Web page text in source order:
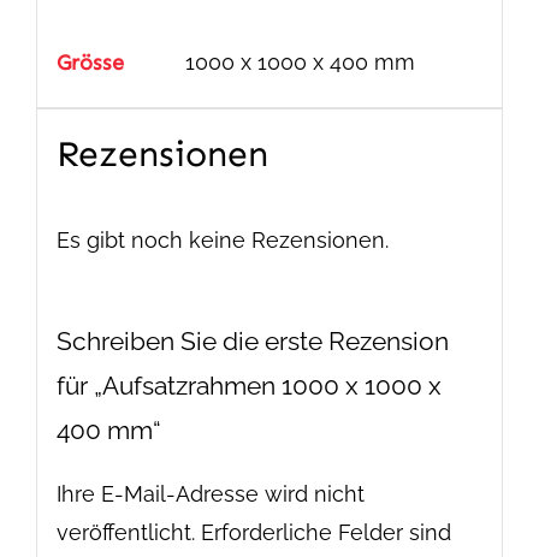
Grösse 1000 x 1000 x 400 mm
Rezensionen
Es gibt noch keine Rezensionen.
Schreiben Sie die erste Rezension
für „Aufsatzrahmen 1000 x 1000 x
400 mm“
Ihre E-Mail-Adresse wird nicht
veröffentlicht. Erforderliche Felder sind